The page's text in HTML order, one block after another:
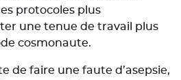
protocoles plus
une tenue de travail plus
cosmonaute.
de faire une faute d’asepsie,